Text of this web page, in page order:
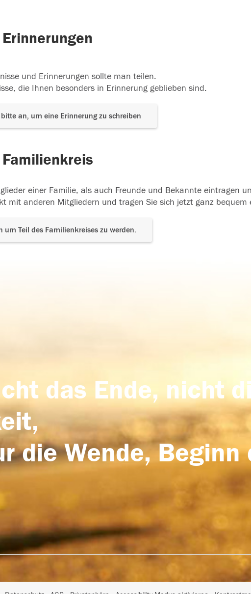
Erinnerungen
und Erinnerungen sollte man teilen.
die Ihnen besonders in Erinnerung geblieben sind.
an, um eine Erinnerung zu schreiben
Familienkreis
einer Familie, als auch Freunde und Bekannte eintragen
mit anderen Mitgliedern und tragen Sie sich jetzt ganz bequem
um Teil des Familienkreises zu werden.
das Ende, nicht
die Wende, Beginn